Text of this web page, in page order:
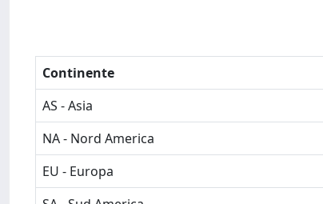
Continente
AS - Asia
NA - Nord America
EU - Europa